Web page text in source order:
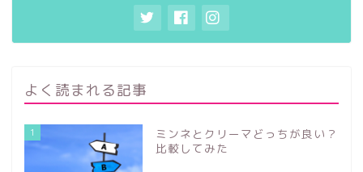
よく読まれる記事
1
ミンネとクリーマどっちが良い？
比較してみた